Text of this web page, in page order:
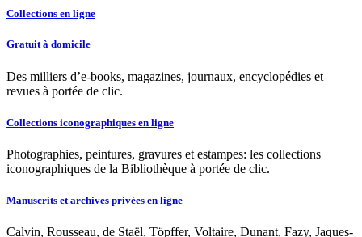
Collections en ligne
Gratuit à domicile
Des milliers d’e-books, magazines, journaux, encyclopédies et
revues à portée de clic.
Collections iconographiques en ligne
Photographies, peintures, gravures et estampes: les collections
iconographiques de la Bibliothèque à portée de clic.
Manuscrits et archives privées en ligne
Calvin, Rousseau, de Staël, Töpffer, Voltaire, Dunant, Fazy, Jaques-